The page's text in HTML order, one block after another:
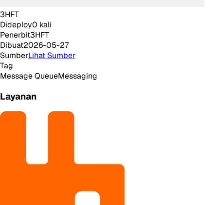
3HFT
Dideploy0 kali
Penerbit3HFT
Dibuat2026-05-27
SumberLihat Sumber
Tag
Message QueueMessaging
Layanan